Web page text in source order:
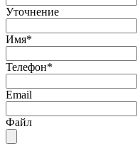
Уточнение
Имя*
Телефон*
Email
Файл